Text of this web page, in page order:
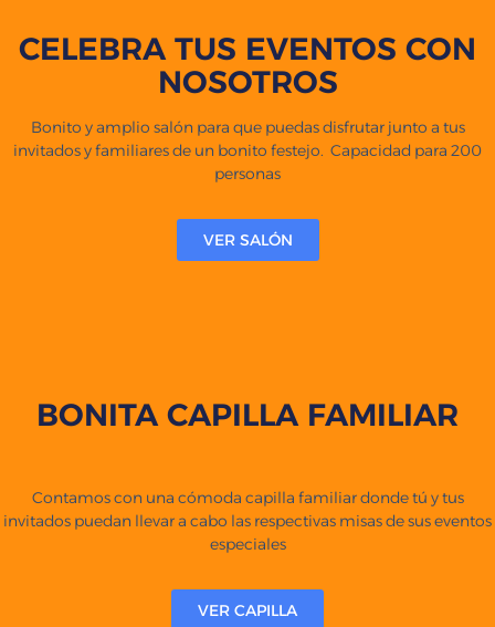
CELEBRA TUS EVENTOS CON
NOSOTROS
Bonito y amplio salón para que puedas disfrutar junto a tus
invitados y familiares de un bonito festejo. Capacidad para 200
personas
VER SALÓN
BONITA CAPILLA FAMILIAR
Contamos con una cómoda capilla familiar donde tú y tus
invitados puedan llevar a cabo las respectivas misas de sus eventos
especiales
VER CAPILLA